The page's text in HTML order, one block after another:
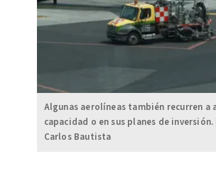
Algunas aerolíneas también recurren a
capacidad o en sus planes de
Carlos Bautista